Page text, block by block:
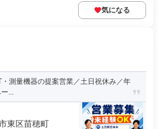
気になる
・測量機器の提案営業／土日祝休み／年
...
東区苗穂町